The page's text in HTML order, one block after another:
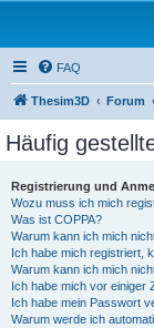
FAQ
Thesim3D Forum
Häufig
Registrierung und
Wozu muss ich mich
Was ist COPPA?
Warum kann ich mich
Ich habe mich registriert,
Warum kann ich mich
Ich habe mich vor einiger
Ich habe mein Passwort
Warum werde ich